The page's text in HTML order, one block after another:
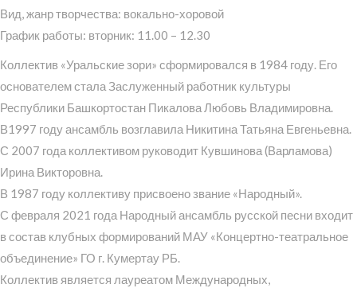
Вид, жанр творчества: вокально-хоровой
График работы: вторник: 11.00 – 12.30
Коллектив «Уральские зори» сформировался в 1984 году. Его
основателем стала Заслуженный работник культуры
Республики Башкортостан Пикалова Любовь Владимировна.
В1997 году ансамбль возглавила Никитина Татьяна Евгеньевна.
С 2007 года коллективом руководит Кувшинова (Варламова)
Ирина Викторовна.
В 1987 году коллективу присвоено звание «Народный».
С февраля 2021 года Народный ансамбль русской песни входит
в состав клубных формирований МАУ «Концертно-театральное
объединение» ГО г. Кумертау РБ.
Коллектив является лауреатом Международных,